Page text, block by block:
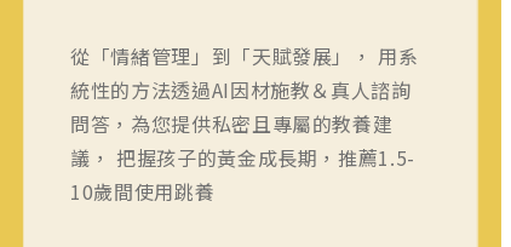
從「情緒管理」到「天賦發展」， 用系
統性的方法透過AI因材施教＆真人諮詢
問答，為您提供私密且專屬的教養建
議， 把握孩子的黃金成長期，推薦1.5-
10歲間使用跳養